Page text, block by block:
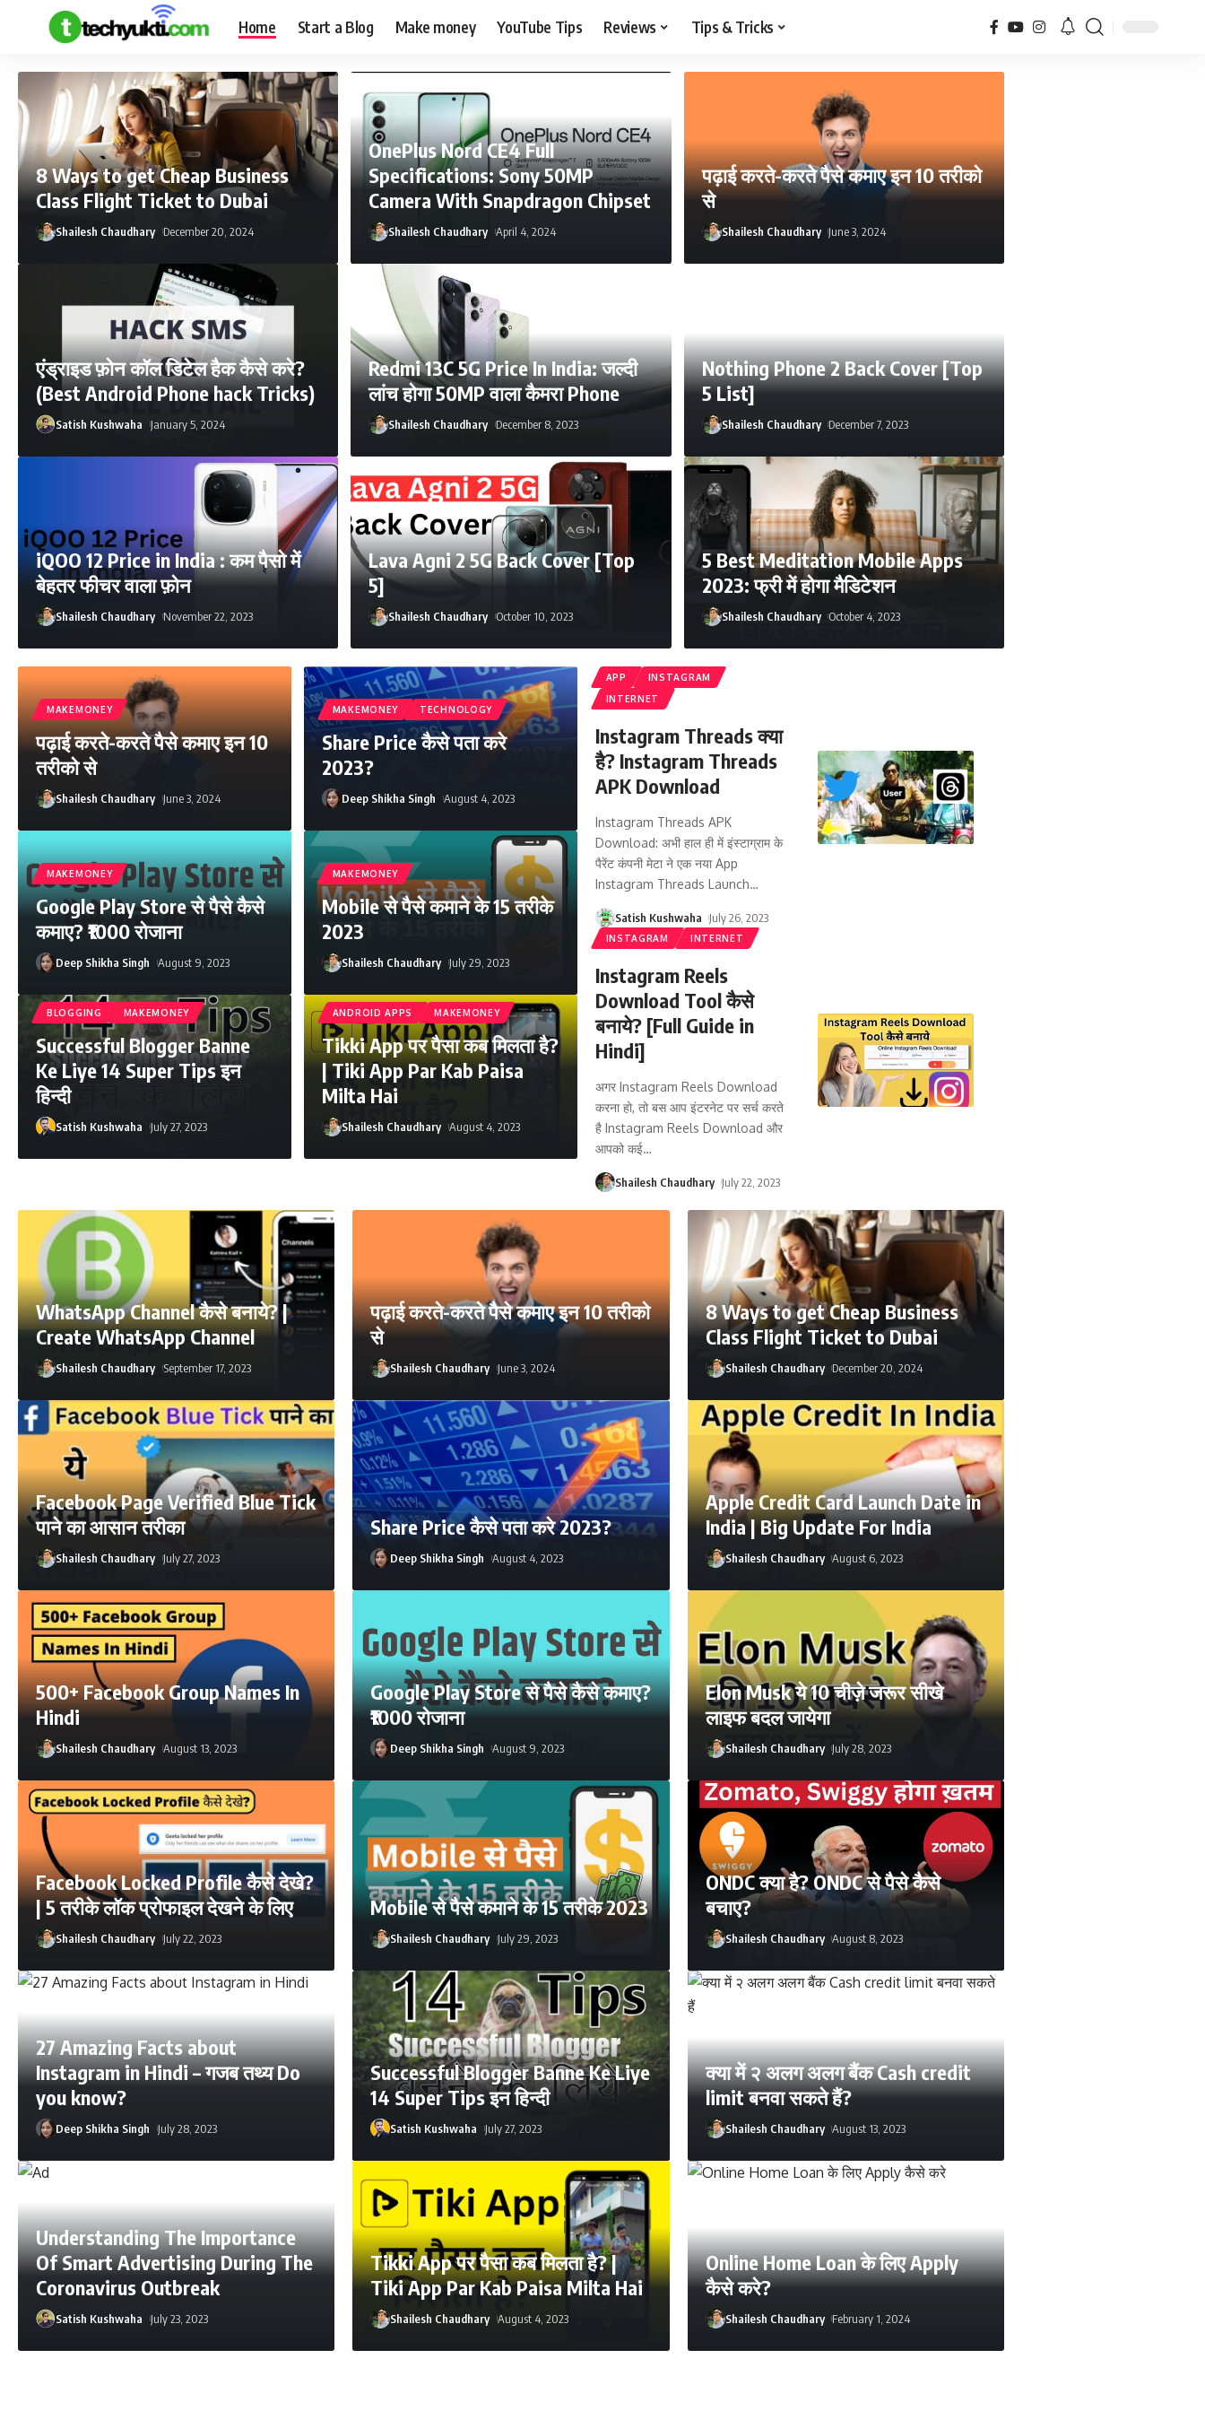
Home Start a Blog Make money YouTube Tips Reviews Tips & Tricks
8 Ways to get Cheap Business
Class Flight Ticket to Dubai
Shailesh Chaudhary December 20, 2024
OnePlus Nord CE4 Full
Specifications: Sony 50MP
Camera With Snapdragon Chipset
Shailesh Chaudhary April 4, 2024
पढ़ाई करते-करते पैसे कमाए इन 10 तरीको
से
Shailesh Chaudhary June 3, 2024
एंड्राइड फ़ोन कॉल डिटेल हैक कैसे करे?
(Best Android Phone hack Tricks)
Satish Kushwaha January 5, 2024
Redmi 13C 5G Price In India: जल्दी
लांच होगा 50MP वाला कैमरा Phone
Shailesh Chaudhary December 8, 2023
Nothing Phone 2 Back Cover [Top
5 List]
Shailesh Chaudhary December 7, 2023
iQOO 12 Price in India : कम पैसो में
बेहतर फीचर वाला फ़ोन
Shailesh Chaudhary November 22, 2023
Lava Agni 2 5G Back Cover [Top
5]
Shailesh Chaudhary October 10, 2023
5 Best Meditation Mobile Apps
2023: फ्री में होगा मैडिटेशन
Shailesh Chaudhary October 4, 2023
MAKEMONEY
पढ़ाई करते-करते पैसे कमाए इन 10
तरीको से
Shailesh Chaudhary June 3, 2024
MAKEMONEY TECHNOLOGY
Share Price कैसे पता करे
2023?
Deep Shikha Singh August 4, 2023
MAKEMONEY
Google Play Store से पैसे कैसे
कमाए? ₹1000 रोजाना
Deep Shikha Singh August 9, 2023
MAKEMONEY
Mobile से पैसे कमाने के 15 तरीके
2023
Shailesh Chaudhary July 29, 2023
BLOGGING MAKEMONEY
Successful Blogger Banne
Ke Liye 14 Super Tips इन
हिन्दी
Satish Kushwaha July 27, 2023
ANDROID APPS MAKEMONEY
Tikki App पर पैसा कब मिलता है?
| Tiki App Par Kab Paisa
Milta Hai
Shailesh Chaudhary August 4, 2023
APP
INSTAGRAM
INTERNET
Instagram Threads क्या
है? Instagram Threads
APK Download
Instagram Threads APK
Download: अभी हाल ही में इंस्टाग्राम के
पैरेंट कंपनी मेटा ने एक नया App
Instagram Threads Launch…
Satish Kushwaha July 26, 2023
INSTAGRAM INTERNET
Instagram Reels
Download Tool कैसे
बनाये? [Full Guide in
Hindi]
अगर Instagram Reels Download
करना हो, तो बस आप इंटरनेट पर सर्च करते
है Instagram Reels Download और
आपको कई…
Shailesh Chaudhary July 22, 2023
WhatsApp Channel कैसे बनाये? |
Create WhatsApp Channel
Shailesh Chaudhary September 17, 2023
Facebook Page Verified Blue Tick
पाने का आसान तरीका
Shailesh Chaudhary July 27, 2023
500+ Facebook Group Names In
Hindi
Shailesh Chaudhary August 13, 2023
Facebook Locked Profile कैसे देखे?
| 5 तरीके लॉक प्रोफाइल देखने के लिए
Shailesh Chaudhary July 22, 2023
27 Amazing Facts about
Instagram in Hindi – गजब तथ्य Do
you know?
Deep Shikha Singh July 28, 2023
Understanding The Importance
Of Smart Advertising During The
Coronavirus Outbreak
Satish Kushwaha July 23, 2023
पढ़ाई करते-करते पैसे कमाए इन 10 तरीको
से
Shailesh Chaudhary June 3, 2024
Share Price कैसे पता करे 2023?
Deep Shikha Singh August 4, 2023
Google Play Store से पैसे कैसे कमाए?
₹1000 रोजाना
Deep Shikha Singh August 9, 2023
Mobile से पैसे कमाने के 15 तरीके 2023
Shailesh Chaudhary July 29, 2023
Successful Blogger Banne Ke Liye
14 Super Tips इन हिन्दी
Satish Kushwaha July 27, 2023
Tikki App पर पैसा कब मिलता है? |
Tiki App Par Kab Paisa Milta Hai
Shailesh Chaudhary August 4, 2023
8 Ways to get Cheap Business
Class Flight Ticket to Dubai
Shailesh Chaudhary December 20, 2024
Apple Credit Card Launch Date in
India | Big Update For India
Shailesh Chaudhary August 6, 2023
Elon Musk ये 10 चीज़े जरूर सीखे
लाइफ बदल जायेगा
Shailesh Chaudhary July 28, 2023
ONDC क्या है? ONDC से पैसे कैसे
बचाए?
Shailesh Chaudhary August 8, 2023
क्या में २ अलग अलग बैंक Cash credit
limit बनवा सकते हैं?
Shailesh Chaudhary August 13, 2023
Online Home Loan के लिए Apply
कैसे करे?
Shailesh Chaudhary February 1, 2024